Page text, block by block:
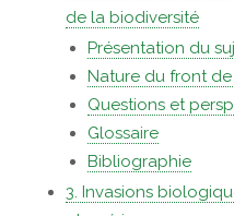
de la biodiversité
Présentation du
Nature du front
Questions et
Glossaire
Bibliographie
3. Invasions